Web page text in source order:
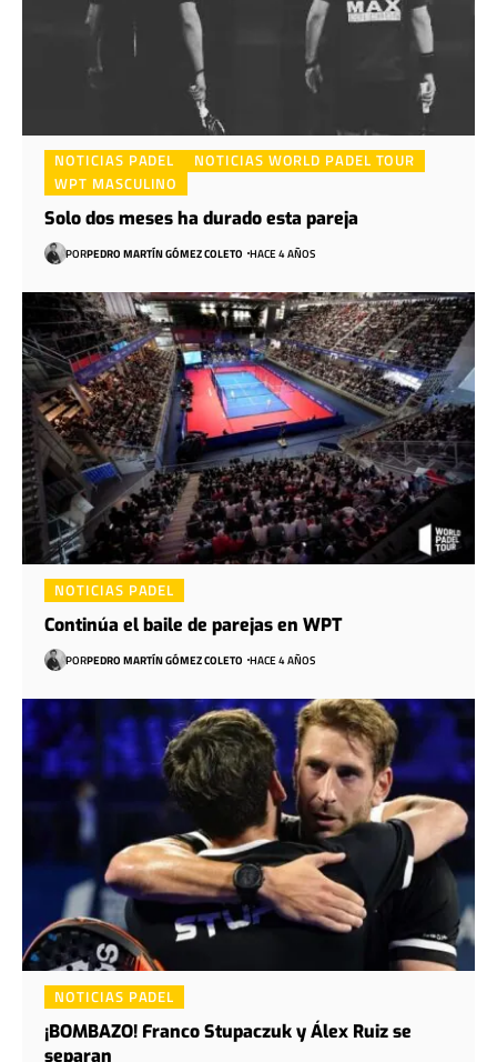
NOTICIAS PADEL
NOTICIAS WORLD PADEL TOUR
WPT MASCULINO
Solo dos meses ha durado esta pareja
PORPEDRO MARTÍN GÓMEZ COLETO HACE 4 AÑOS
NOTICIAS PADEL
Continúa el baile de parejas en WPT
PORPEDRO MARTÍN GÓMEZ COLETO HACE 4 AÑOS
NOTICIAS PADEL
¡BOMBAZO! Franco Stupaczuk y Álex Ruiz se
separan